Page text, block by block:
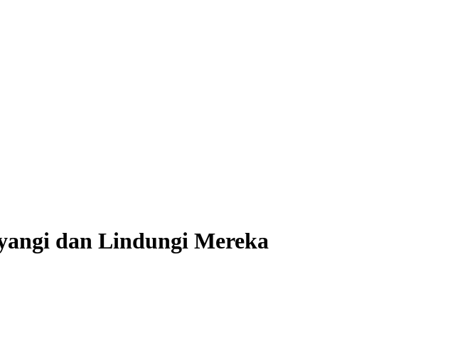
dan Lindungi Mereka